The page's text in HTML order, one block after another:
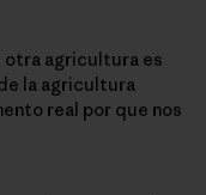
agricultura es
la agricultura
real por que nos